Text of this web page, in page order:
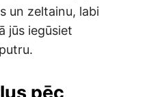
un zeltainu, labi
jūs iegūsiet